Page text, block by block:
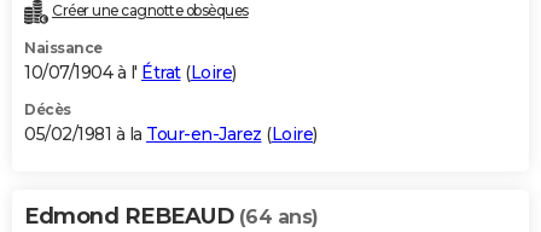
Créer une cagnotte obsèques
Naissance
10/07/1904 à l' Étrat(Loire)
Décès
05/02/1981 à la Tour-en-Jarez (Loire)
Edmond REBEAUD (64 ans)